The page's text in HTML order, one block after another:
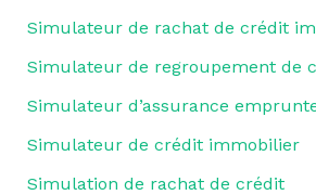
Simulateur de rachat de crédit
Simulateur de regroupement de
Simulateur d’assurance
Simulateur de crédit immobilier
Simulation de rachat de crédit